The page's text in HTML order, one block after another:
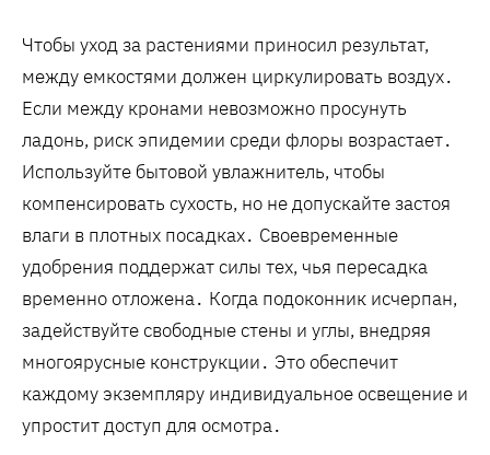
Чтобы уход за растениями приносил результат,
между емкостями должен циркулировать воздух․
Если между кронами невозможно просунуть
ладонь, риск эпидемии среди флоры возрастает․
Используйте бытовой увлажнитель, чтобы
компенсировать сухость, но не допускайте застоя
влаги в плотных посадках․ Своевременные
удобрения поддержат силы тех, чья пересадка
временно отложена․ Когда подоконник исчерпан,
задействуйте свободные стены и углы, внедряя
многоярусные конструкции․ Это обеспечит
каждому экземпляру индивидуальное освещение и
упростит доступ для осмотра․